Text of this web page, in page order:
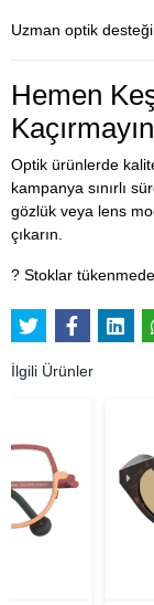
Uzman optik
Hemen
Optik ürünlerde
kampanya sınırlı
gözlük veya lens
çıkarın.
? Stoklar
İlgili Ürünler